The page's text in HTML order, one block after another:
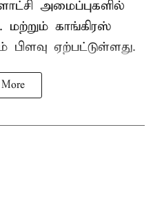
அமைப்புகளில்
மற்றும் காங்கிரஸ்
பிளவு ஏற்பட்டுள்ளது.